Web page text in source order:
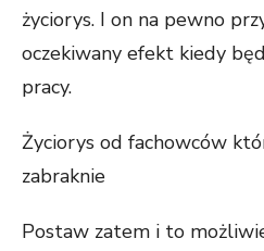
życiorys. I on na pewno
oczekiwany efekt kiedy
pracy.
Życiorys od fachowców
zabraknie
Postaw zatem i to